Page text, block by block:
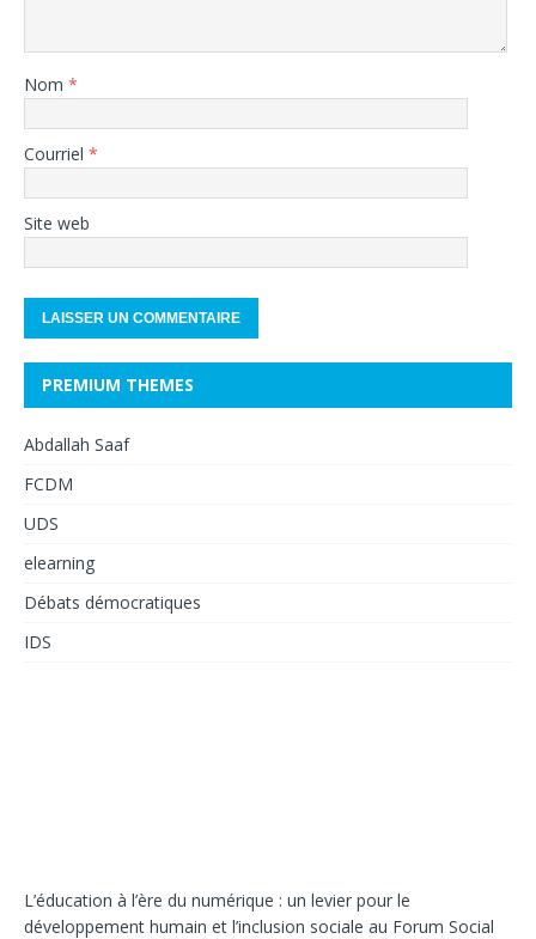
Nom *
Courriel *
Site web
PREMIUM THEMES
Abdallah Saaf
FCDM
UDS
elearning
Débats démocratiques
IDS
L’éducation à l’ère du numérique : un levier pour le
développement humain et l’inclusion sociale au Forum Social